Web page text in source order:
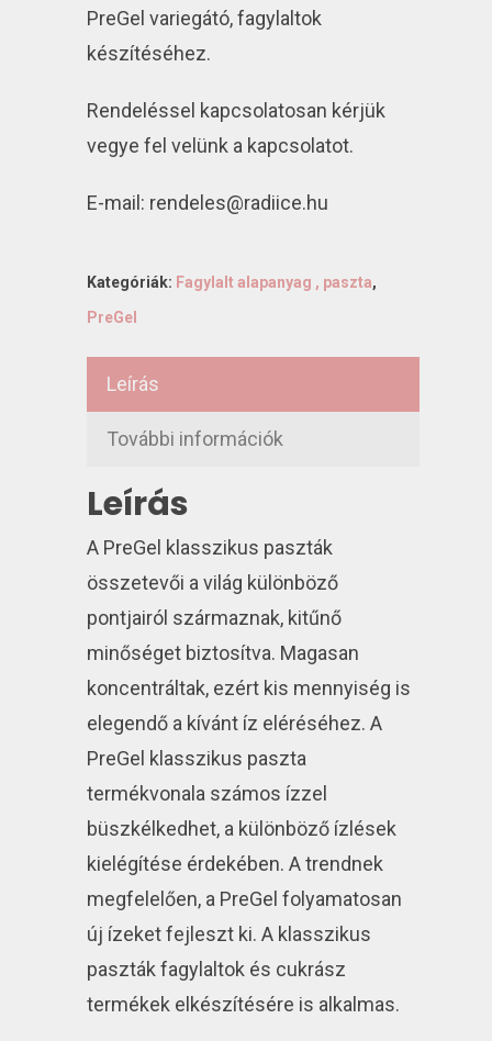
PreGel variegátó, fagylaltok
készítéséhez.
Rendeléssel kapcsolatosan kérjük
vegye fel velünk a kapcsolatot.
E-mail: rendeles@radiice.hu
Kategóriák: Fagylalt alapanyag , paszta,
PreGel
Leírás
További információk
Leírás
A PreGel klasszikus paszták
összetevői a világ különböző
pontjairól származnak, kitűnő
minőséget biztosítva. Magasan
koncentráltak, ezért kis mennyiség is
elegendő a kívánt íz eléréséhez. A
PreGel klasszikus paszta
termékvonala számos ízzel
büszkélkedhet, a különböző ízlések
kielégítése érdekében. A trendnek
megfelelően, a PreGel folyamatosan
új ízeket fejleszt ki. A klasszikus
paszták fagylaltok és cukrász
termékek elkészítésére is alkalmas.